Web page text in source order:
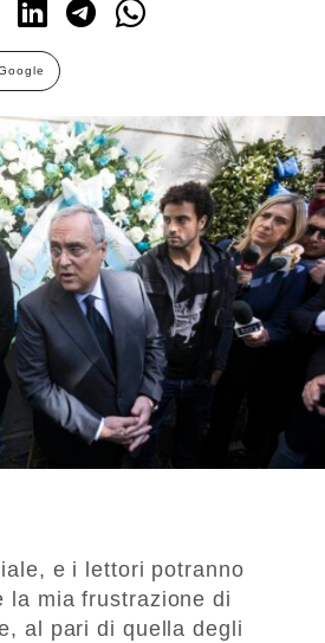
e i lettori potranno
la mia frustrazione di
al pari di quella degli